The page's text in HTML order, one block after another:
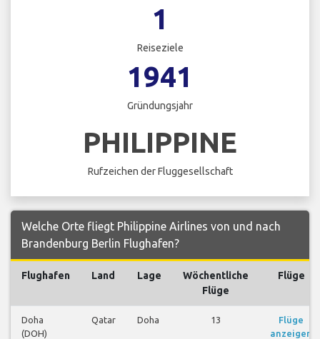
1
Reiseziele
1941
Gründungsjahr
PHILIPPINE
Rufzeichen der Fluggesellschaft
Welche Orte fliegt Philippine Airlines von und nach
Brandenburg Berlin Flughafen?
Flughafen Land Lage
Wöchentliche
Flüge
Flüge
Doha
(DOH)
Qatar Doha 13
Flüge
anzeigen